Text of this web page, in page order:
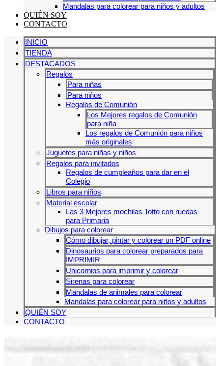
Mandalas para colorear para niños y adultos
QUIÉN SOY
CONTACTO
INICIO
TIENDA
DESTACADOS
Regalos
Para niñas
Para niños
Regalos de Comunión
Los Mejores regalos de Comunión
para niña
Los regalos de Comunión para niños
más originales
Juguetes para niñas y niños
Regalos para invitados
Regalos de cumpleaños para dar en el
Colegio
Libros para niños
Material escolar
Las 3 Mejores mochilas Totto con ruedas
para Primaria
Dibujos para colorear
Cómo dibujar, pintar y colorear un PDF online
Dinosaurios para colorear preparados para
IMPRIMIR
Unicornios para imprimir y colorear
Sirenas para colorear
Mandalas de animales para colorear
Mandalas para colorear para niños y adultos
QUIÉN SOY
CONTACTO